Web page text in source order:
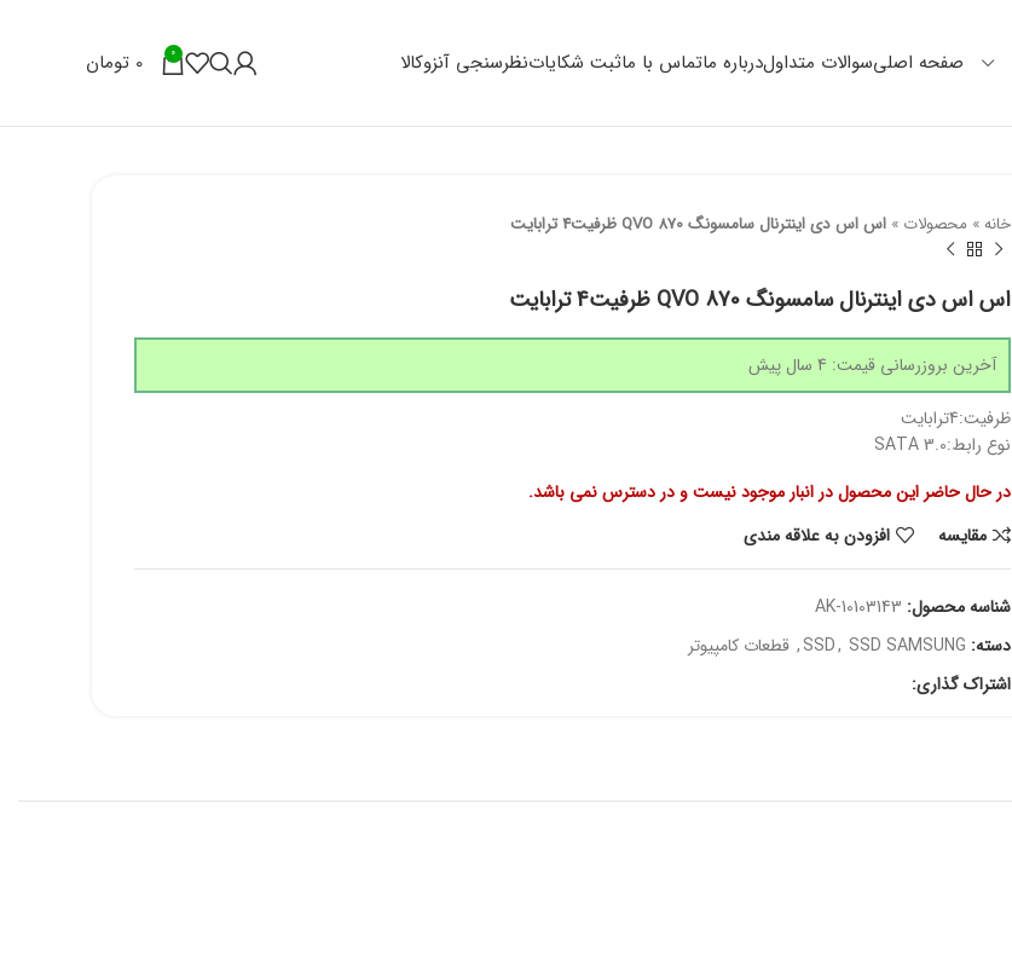
صفحه اصلیسوالات متداولدرباره ماتماس با ماثبت شکایاتنظرسنجی آنزوکالا 0
0 تومان
خانه» محصولات »اس اس دی اینترنال سامسونگ QVO 870 ظرفیت4 ترابایت
اس اس دی اینترنال سامسونگ QVO 870 ظرفیت4 ترابایت
آخرین بروزرسانی قیمت: 4 سال پیش
ظرفیت:4ترابایت
نوع رابط:SATA 3.0
در حال حاضر این محصول در انبار موجود نیست و در دسترس نمی باشد.
مقايسه
افزودن به علاقه مندی
شناسه محصول: AK-10103143
دسته:
SSD, SSD SAMSUNG
, قطعات کامپیوتر
اشتراک گذاری: